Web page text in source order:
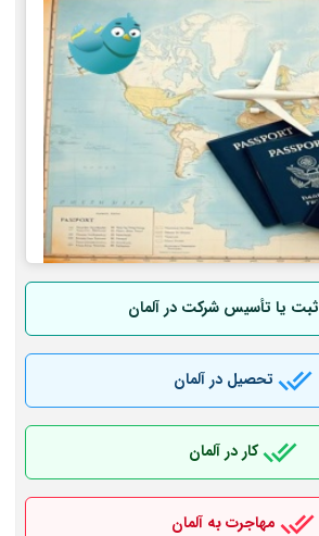
ثبت یا تأسیس شرکت در آلمان
تحصیل در آلمان
کار در آلمان
مهاجرت به آلمان